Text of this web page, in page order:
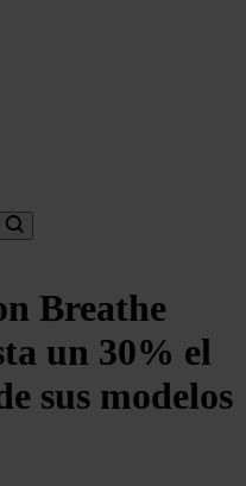
Breathe
un 30% el
sus modelos